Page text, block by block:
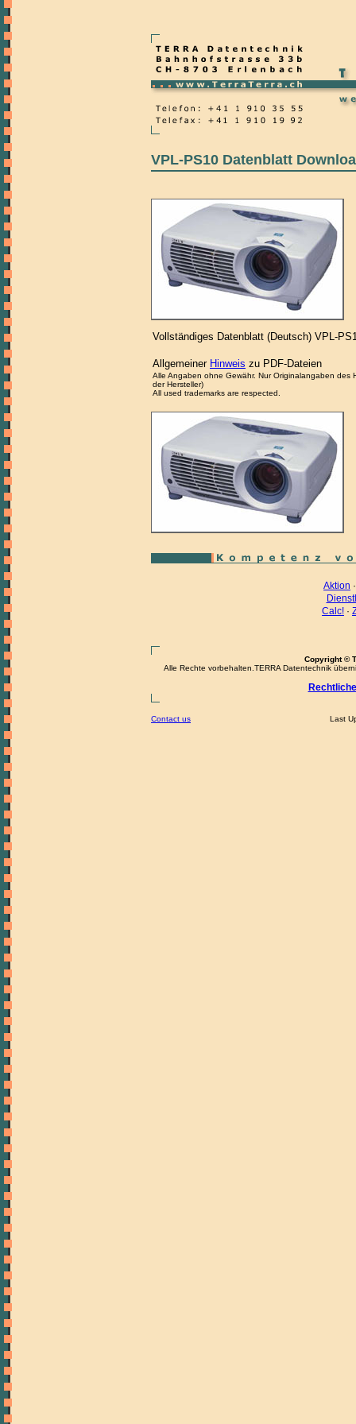
VPL-PS10 Datenblatt
Vollständiges Datenblatt (Deutsch) VPL-
Allgemeiner Hinweis zu PDF-Dateien
Alle Angaben ohne Gewähr. Nur Originalangaben des
der Hersteller)
All used trademarks are respected.
Aktion
Calc! ·
Copyright ©
Alle Rechte vorbehalten.TERRA Datentechnik
Contact us Last